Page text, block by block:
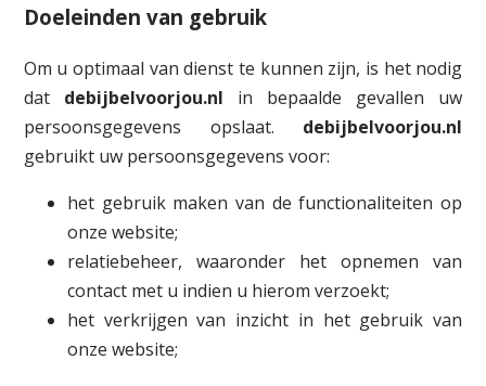
Doeleinden van gebruik
Om u optimaal van dienst te kunnen zijn, is het nodig
dat debijbelvoorjou.nl in bepaalde gevallen uw
persoonsgegevens opslaat. debijbelvoorjou.nl
gebruikt uw persoonsgegevens voor:
het gebruik maken van de functionaliteiten op
onze website;
relatiebeheer, waaronder het opnemen van
contact met u indien u hierom verzoekt;
het verkrijgen van inzicht in het gebruik van
onze website;